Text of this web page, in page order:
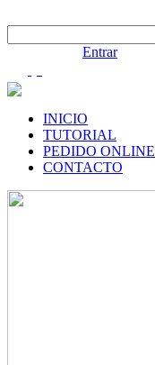
Entrar
INICIO
TUTORIAL
PEDIDO ONLINE
CONTACTO